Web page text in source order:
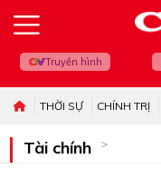
Truyền hình
THỜI SỰ CHÍNH TRỊ
Tài chính